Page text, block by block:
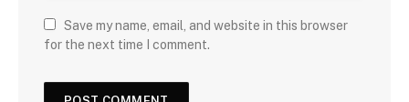
Save my name, email, and website in this browser
for the next time I comment.